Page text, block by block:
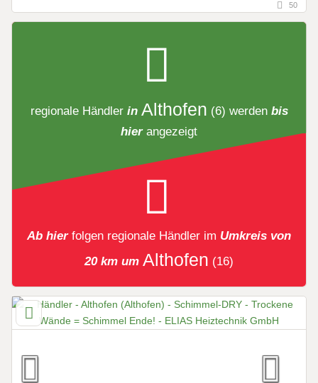
50
regionale Händler in Althofen (6) werden bis
hierangezeigt
Ab hier folgen regionale Händler im Umkreis von
20 km um Althofen (16)